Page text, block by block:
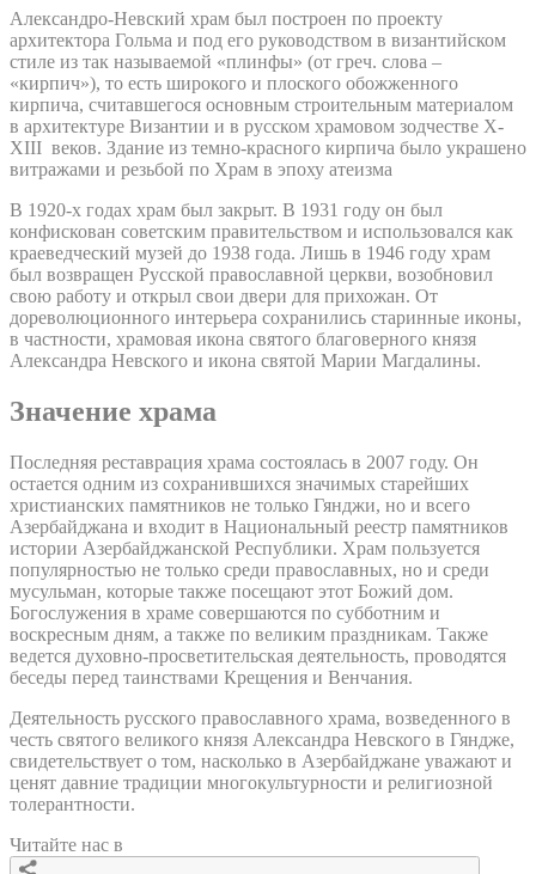
Александро-Невский храм был построен по проекту
архитектора Гольма и под его руководством в византийском
стиле из так называемой «плинфы» (от греч. слова –
«кирпич»), то есть широкого и плоского обожженного
кирпича, считавшегося основным строительным материалом
в архитектуре Византии и в русском храмовом зодчестве X-
XIII веков. Здание из темно-красного кирпича было украшено
витражами и резьбой по Храм в эпоху атеизма
В 1920-х годах храм был закрыт. В 1931 году он был
конфискован советским правительством и использовался как
краеведческий музей до 1938 года. Лишь в 1946 году храм
был возвращен Русской православной церкви, возобновил
свою работу и открыл свои двери для прихожан. От
дореволюционного интерьера сохранились старинные иконы,
в частности, храмовая икона святого благоверного князя
Александра Невского и икона святой Марии Магдалины.
Значение храма
Последняя реставрация храма состоялась в 2007 году. Он
остается одним из сохранившихся значимых старейших
христианских памятников не только Гянджи, но и всего
Азербайджана и входит в Национальный реестр памятников
истории Азербайджанской Республики. Храм пользуется
популярностью не только среди православных, но и среди
мусульман, которые также посещают этот Божий дом.
Богослужения в храме совершаются по субботним и
воскресным дням, а также по великим праздникам. Также
ведется духовно-просветительская деятельность, проводятся
беседы перед таинствами Крещения и Венчания.
Деятельность русского православного храма, возведенного в
честь святого великого князя Александра Невского в Гяндже,
свидетельствует о том, насколько в Азербайджане уважают и
ценят давние традиции многокультурности и религиозной
толерантности.
Читайте нас в